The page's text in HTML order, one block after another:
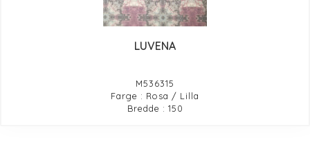
LUVENA
M536315
Farge : Rosa / Lilla
Bredde : 150